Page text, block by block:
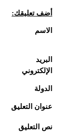
أضف تعليقك:
الاسم
البريد
الإلكتروني
الدولة
عنوان التعليق
نص التعليق